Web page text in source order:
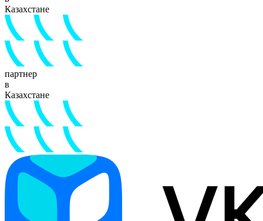
Казахстане
партнер
в
Казахстане